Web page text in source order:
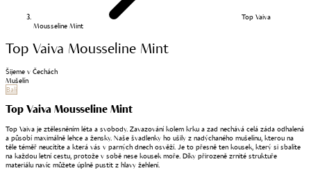
Top Vaiva
Mousseline Mint
Top Vaiva Mousseline Mint
Šijeme v Čechách
Mušelín
Bali
Top Vaiva Mousseline Mint
Top Vaiva je ztělesněním léta a svobody. Zavazování kolem krku a zad nechává celá záda odhalená
a působí maximálně lehce a žensky. Naše švadlenky ho ušily z nadýchaného mušelínu, kterou na
těle téměř neucítíte a která vás v parných dnech osvěží. Je to přesně ten kousek, který si sbalíte
na každou letní cestu, protože v sobě nese kousek moře. Díky přirozeně zrnité struktuře
materiálu navíc můžete úplně pustit z hlavy žehlení.